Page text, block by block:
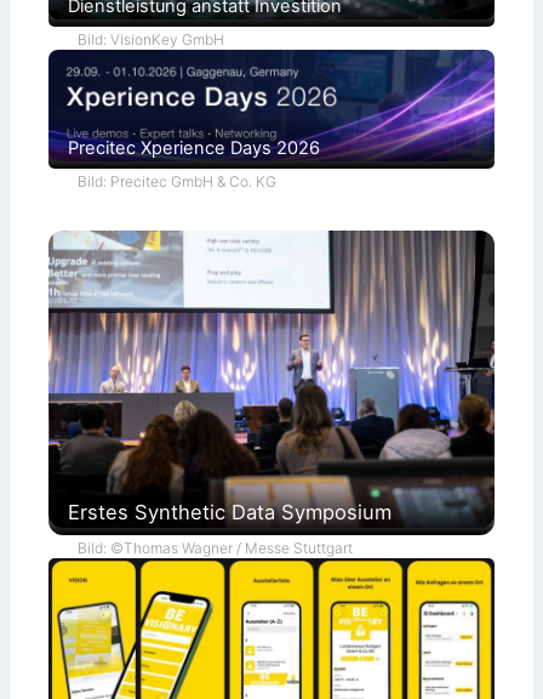
a
Dienstleistung anstatt Investition
Bild: VisionKey GmbH
Precitec Xperience Days 2026
Bild: Precitec GmbH & Co. KG
Erstes Synthetic Data Symposium
Bild: ©Thomas Wagner / Messe Stuttgart